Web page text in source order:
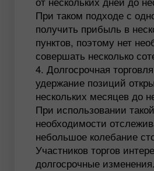
При таком подходе с
получить прибыль в
пунктов, поэтому нет
совершать несколько
Долгосрочная
удержание позиций
нескольких месяцев до
При использовании
необходимости
небольшое колебание
Участников торгов
долгосрочные изменения.